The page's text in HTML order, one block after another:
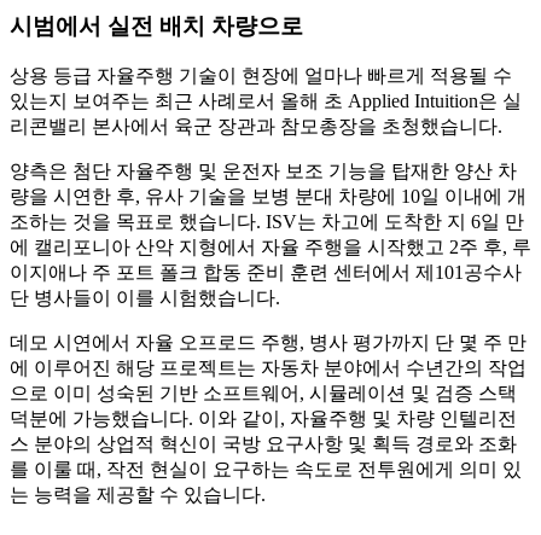
시범에서 실전 배치 차량으로
상용 등급 자율주행 기술이 현장에 얼마나 빠르게 적용될 수
있는지 보여주는 최근 사례로서 올해 초 Applied Intuition은 실
리콘밸리 본사에서 육군 장관과 참모총장을 초청했습니다.
양측은 첨단 자율주행 및 운전자 보조 기능을 탑재한 양산 차
량을 시연한 후, 유사 기술을 보병 분대 차량에 10일 이내에 개
조하는 것을 목표로 했습니다. ISV는 차고에 도착한 지 6일 만
에 캘리포니아 산악 지형에서 자율 주행을 시작했고 2주 후, 루
이지애나 주 포트 폴크 합동 준비 훈련 센터에서 제101공수사
단 병사들이 이를 시험했습니다.
데모 시연에서 자율 오프로드 주행, 병사 평가까지 단 몇 주 만
에 이루어진 해당 프로젝트는 자동차 분야에서 수년간의 작업
으로 이미 성숙된 기반 소프트웨어, 시뮬레이션 및 검증 스택
덕분에 가능했습니다. 이와 같이, 자율주행 및 차량 인텔리전
스 분야의 상업적 혁신이 국방 요구사항 및 획득 경로와 조화
를 이룰 때, 작전 현실이 요구하는 속도로 전투원에게 의미 있
는 능력을 제공할 수 있습니다.